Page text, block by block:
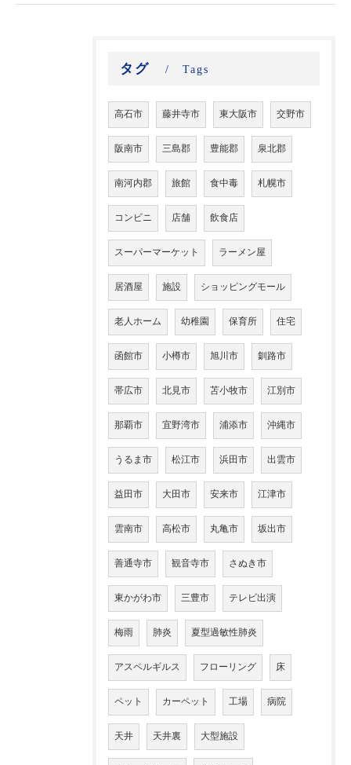
タグ Tags
高石市 藤井寺市 東大阪市 交野市
阪南市 三島郡 豊能郡 泉北郡
南河内郡 旅館 食中毒 札幌市
コンビニ 店舗 飲食店
スーパーマーケット ラーメン屋
居酒屋 施設 ショッピングモール
老人ホーム 幼稚園 保育所 住宅
函館市 小樽市 旭川市 釧路市
帯広市 北見市 苫小牧市 江別市
那覇市 宜野湾市 浦添市 沖縄市
うるま市 松江市 浜田市 出雲市
益田市 大田市 安来市 江津市
雲南市 高松市 丸亀市 坂出市
善通寺市 観音寺市 さぬき市
東かがわ市 三豊市 テレビ出演
梅雨 肺炎 夏型過敏性肺炎
アスペルギルス フローリング 床
ペット カーペット 工場 病院
天井 天井裏 大型施設